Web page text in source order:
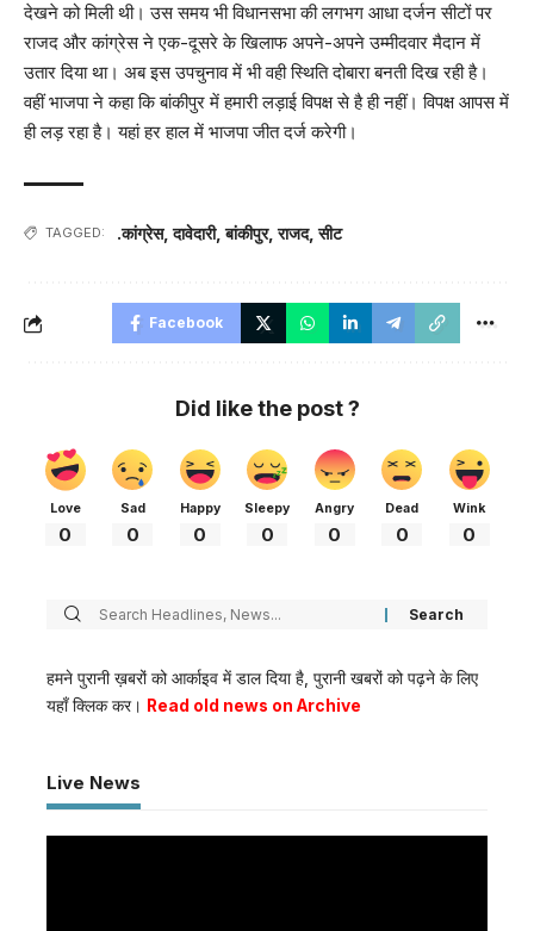
देखने को मिली थी। उस समय भी विधानसभा की लगभग आधा दर्जन सीटों पर
राजद और कांग्रेस ने एक-दूसरे के खिलाफ अपने-अपने उम्मीदवार मैदान में
उतार दिया था। अब इस उपचुनाव में भी वही स्थिति दोबारा बनती दिख रही है।
वहीं भाजपा ने कहा कि बांकीपुर में हमारी लड़ाई विपक्ष से है ही नहीं। विपक्ष आपस में
ही लड़ रहा है। यहां हर हाल में भाजपा जीत दर्ज करेगी।
TAGGED: .कांग्रेस,दावेदारी,बांकीपुर,राजद,सीट
Facebook
Did like the post ?
Love
0
Sad
0
Happy
0
Sleepy
0
Angry
0
Dead
0
Wink
0
हमने पुरानी ख़बरों को आर्काइव में डाल दिया है, पुरानी खबरों को पढ़ने के लिए
यहाँ क्लिक कर। Read old news on Archive
Live News